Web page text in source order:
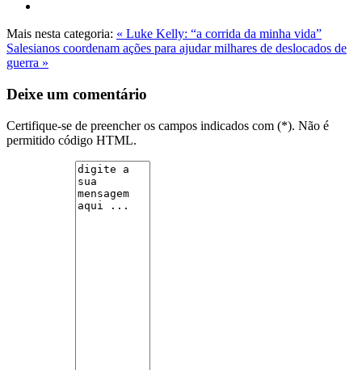
Mais nesta categoria: « Luke Kelly: “a corrida da minha vida”
Salesianos coordenam ações para ajudar milhares de deslocados de
guerra »
Deixe um comentário
Certifique-se de preencher os campos indicados com (*). Não é
permitido código HTML.